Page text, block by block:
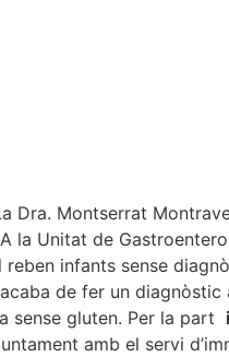
Dra. Montserrat
la Unitat de
reben infants sense
acaba de fer un diagnòstic
sense gluten. Per la part
amb el servi